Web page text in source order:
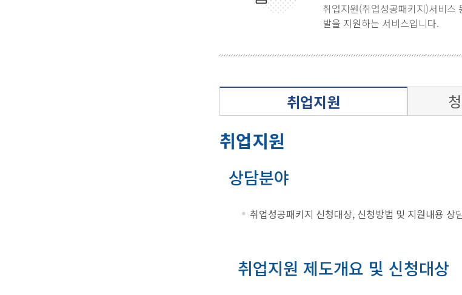
취업지원(취업성공패키지)서비스
발을 지원하는 서비스입니다.
취업지원
취업지원
상담분야
취업성공패키지 신청대상, 신청방법 및 지원내용 상
취업지원 제도개요 및 신청대상